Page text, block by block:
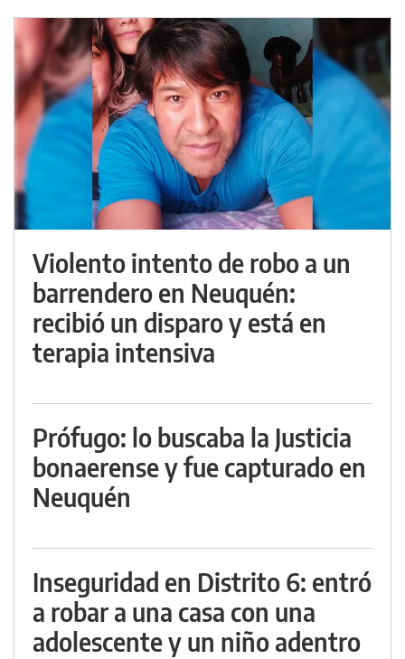
Violento intento de robo a un
barrendero en Neuquén:
recibió un disparo y está en
terapia intensiva
Prófugo: lo buscaba la Justicia
bonaerense y fue capturado en
Neuquén
Inseguridad en Distrito 6: entró
a robar a una casa con una
adolescente y un niño adentro